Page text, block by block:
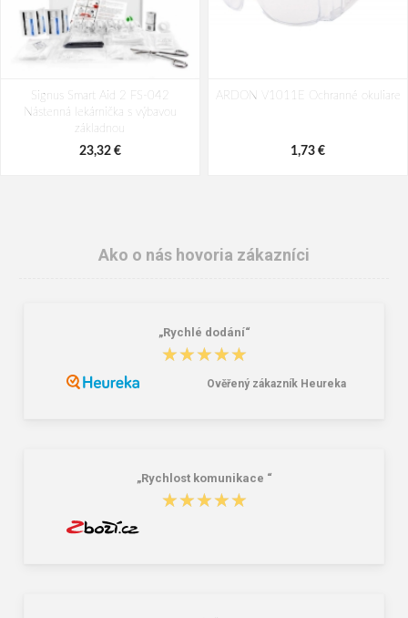
Signus Smart Aid 2 FS-042
Nástenná lekárnička s výbavou
základnou
23,32 €
ARDON V1011E Ochranné okuliare
1,73 €
Ako o nás hovoria zákazníci
„Rychlé dodání“
★★★★★
★★★★★
Ověřený zákazník Heureka
„Rychlost komunikace “
★★★★★
★★★★★